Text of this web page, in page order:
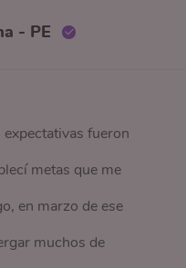
- PE
fueron
metas que me
en marzo de ese
muchos de